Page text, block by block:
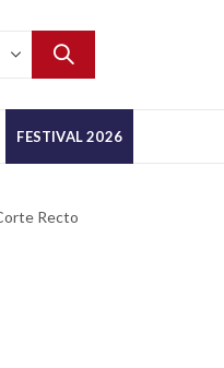
FESTIVAL 2026
Recto